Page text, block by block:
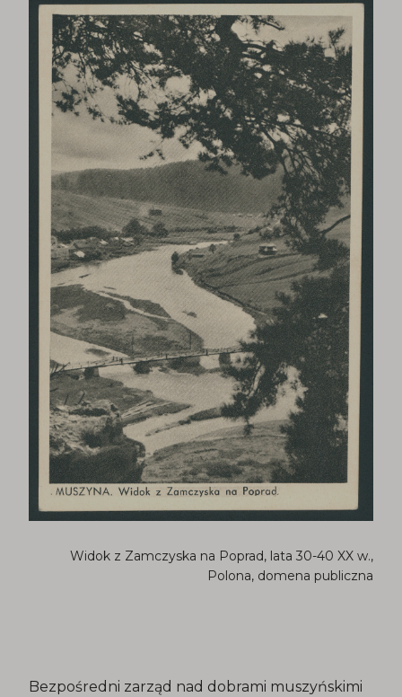
Widok z Zamczyska na Poprad, lata 30-40 XX w.,
Polona, domena publiczna
Bezpośredni zarząd nad dobrami muszyńskimi